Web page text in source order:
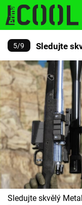
Trendy: STARHOUSE
ESCAPE PLNEJ
Témata
Filmy
Seriály
5/9 Sledujte
Sledujte skvělý